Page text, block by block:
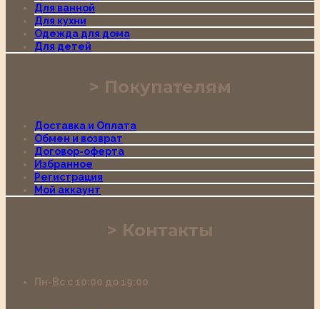
Для ванной
Для кухни
Одежда для дома
Для детей
Покупателям
Доставка и Оплата
Обмен и возврат
Договор-оферта
Избранное
Регистрация
Мой аккаунт
Контакты
Пн-Вс с 10:00 до 19:00